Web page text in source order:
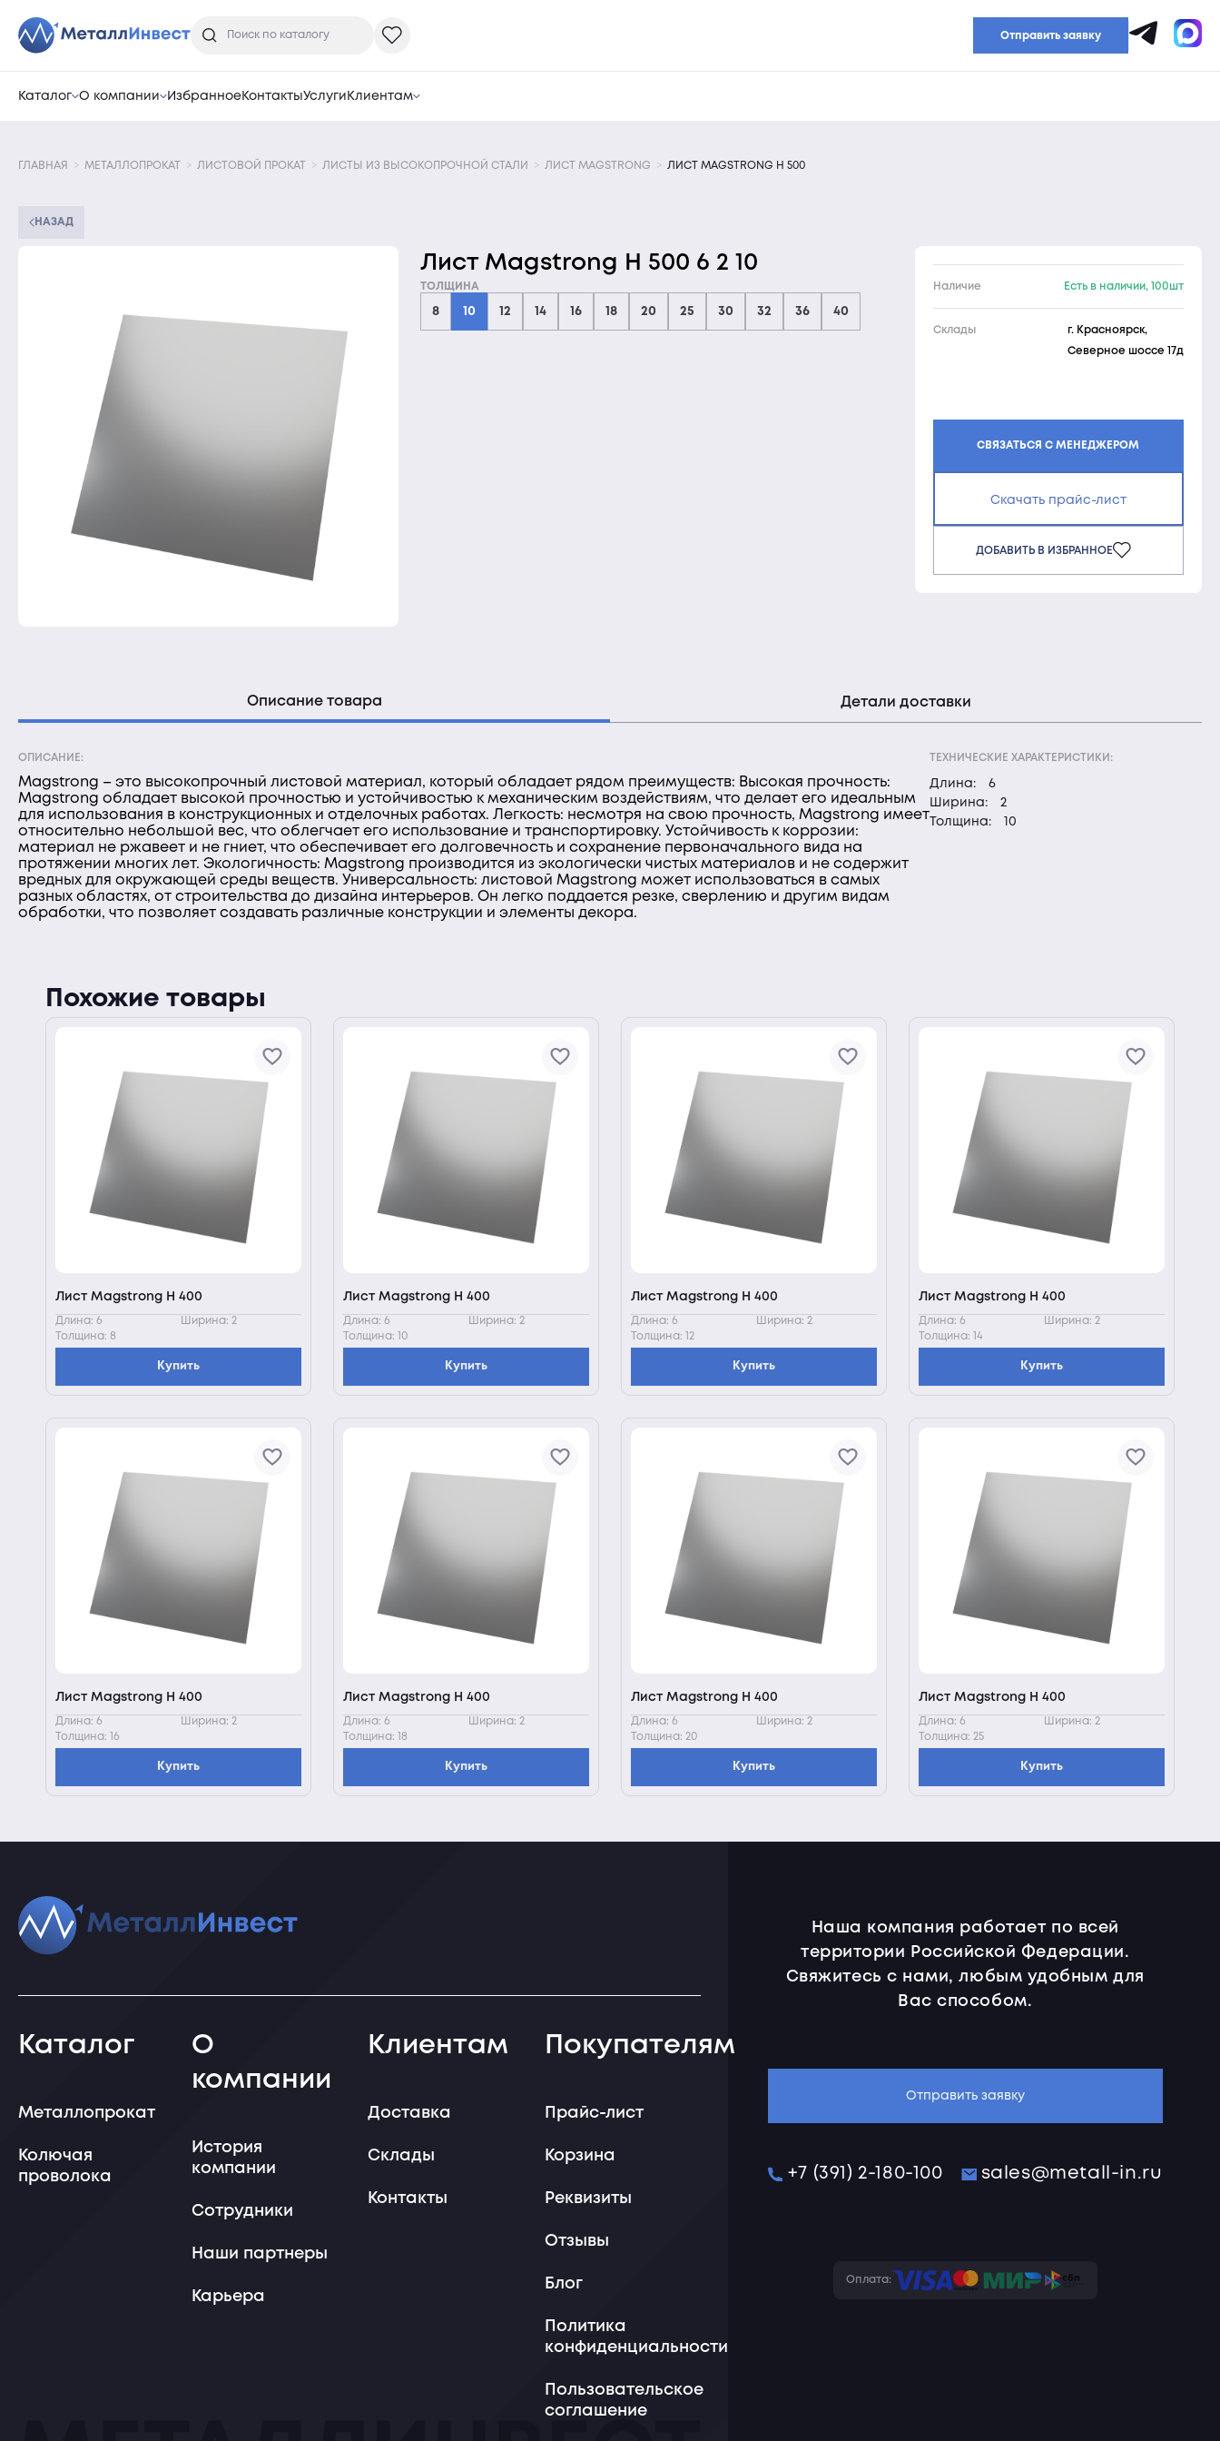
Отправить заявку
Каталог О компании ИзбранноеКонтактыУслуги Клиентам
ГЛАВНАЯ МЕТАЛЛОПРОКАТ ЛИСТОВОЙ ПРОКАТ ЛИСТЫ ИЗ ВЫСОКОПРОЧНОЙ СТАЛИ ЛИСТ MAGSTRONG ЛИСТ MAGSTRONG H 500
НАЗАД
Лист Magstrong H 500 6 2 10
ТОЛЩИНА
8 10 12 14 16 18 20 25 30 32 36 40
Наличие Есть в наличии, 100шт
Склады г. Красноярск,
Северное шоссе 17д
СВЯЗАТЬСЯ С МЕНЕДЖЕРОМ
Скачать прайс-лист
ДОБАВИТЬ В ИЗБРАННОЕ
Описание товара Детали доставки
ОПИСАНИЕ:
Magstrong – это высокопрочный листовой материал, который обладает рядом преимуществ: Высокая прочность:
Magstrong обладает высокой прочностью и устойчивостью к механическим воздействиям, что делает его идеальным
для использования в конструкционных и отделочных работах. Легкость: несмотря на свою прочность, Magstrong имеет
относительно небольшой вес, что облегчает его использование и транспортировку. Устойчивость к коррозии:
материал не ржавеет и не гниет, что обеспечивает его долговечность и сохранение первоначального вида на
протяжении многих лет. Экологичность: Magstrong производится из экологически чистых материалов и не содержит
вредных для окружающей среды веществ. Универсальность: листовой Magstrong может использоваться в самых
разных областях, от строительства до дизайна интерьеров. Он легко поддается резке, сверлению и другим видам
обработки, что позволяет создавать различные конструкции и элементы декора.
ТЕХНИЧЕСКИЕ ХАРАКТЕРИСТИКИ:
Длина:
6
Ширина:
2
Толщина:
10
Похожие товары
Лист Magstrong H 400
Длина: 6
Ширина: 2
Толщина: 8
Купить
Лист Magstrong H 400
Длина: 6
Ширина: 2
Толщина: 10
Купить
Лист Magstrong H 400
Длина: 6
Ширина: 2
Толщина: 12
Купить
Лист Magstrong H 400
Длина: 6
Ширина: 2
Толщина: 14
Купить
Лист Magstrong H 400
Длина: 6
Ширина: 2
Толщина: 16
Купить
Лист Magstrong H 400
Длина: 6
Ширина: 2
Толщина: 18
Купить
Лист Magstrong H 400
Длина: 6
Ширина: 2
Толщина: 20
Купить
Лист Magstrong H 400
Длина: 6
Ширина: 2
Толщина: 25
Купить
Каталог
Металлопрокат
Колючая
проволока
О
компании
История
компании
Сотрудники
Наши партнеры
Карьера
Клиентам
Доставка
Склады
Контакты
Покупателям
Прайс-лист
Корзина
Реквизиты
Отзывы
Блог
Политика
конфиденциальности
Пользовательское
соглашение
Наша компания работает по всей
территории Российской Федерации.
Свяжитесь с нами, любым удобным для
Вас способом.
Отправить заявку
+7 (391) 2-180-100 sales@metall-in.ru
Оплата: